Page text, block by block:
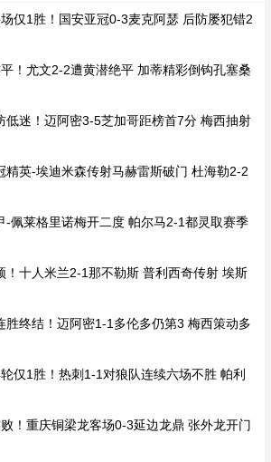
仅1胜！国安亚冠0-3麦克阿瑟 后防屡犯错2
！尤文2-2遭黄潜绝平 加蒂精彩倒钩孔塞桑
低迷！迈阿密3-5芝加哥距榜首7分 梅西抽射
精英-埃迪米森传射马赫雷斯破门 杜海勒2-2
-佩莱格里诺梅开二度 帕尔马2-1都灵取赛季
！十人米兰2-1那不勒斯 普利西奇传射 埃斯
胜终结！迈阿密1-1多伦多仍第3 梅西策动多
仅1胜！热刺1-1对狼队连续六场不胜 帕利
！重庆铜梁龙客场0-3延边龙鼎 张外龙开门